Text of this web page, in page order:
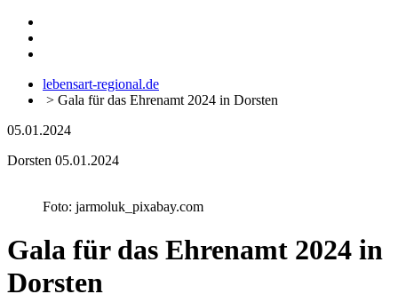
lebensart-regional.de
> Gala für das Ehrenamt 2024 in Dorsten
05.01.2024
Dorsten 05.01.2024
Foto: jarmoluk_pixabay.com
Gala für das Ehrenamt 2024 in
Dorsten